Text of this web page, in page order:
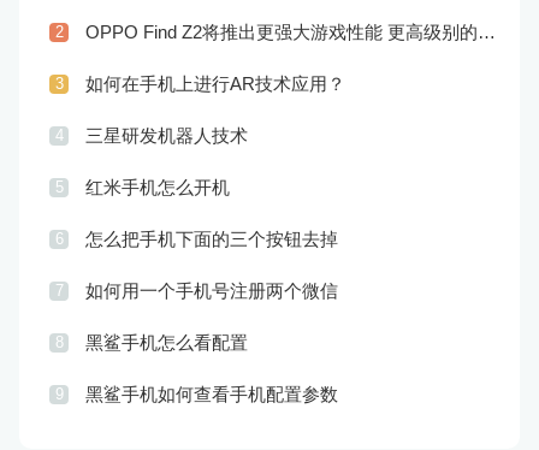
2 OPPO Find Z2将推出更强大游戏性能 更高级别的音频技术
3 如何在手机上进行AR技术应用？
4 三星研发机器人技术
5 红米手机怎么开机
6 怎么把手机下面的三个按钮去掉
7 如何用一个手机号注册两个微信
8 黑鲨手机怎么看配置
9 黑鲨手机如何查看手机配置参数